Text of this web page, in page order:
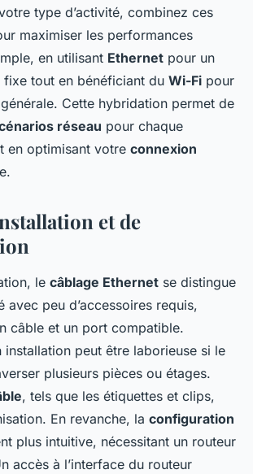
type d’activité, combinez ces
maximiser les performances
en utilisant Ethernet pour un
tout en bénéficiant du Wi-Fi pour
Cette hybridation permet de
réseau pour chaque
en optimisant votre connexion
et de
le câblage Ethernet se distingue
avec peu d’accessoires requis,
câble et un port compatible.
installation peut être laborieuse si le
plusieurs pièces ou étages.
, tels que les étiquettes et clips,
En revanche, la configuration
plus intuitive, nécessitant un routeur
accès à l’interface du routeur